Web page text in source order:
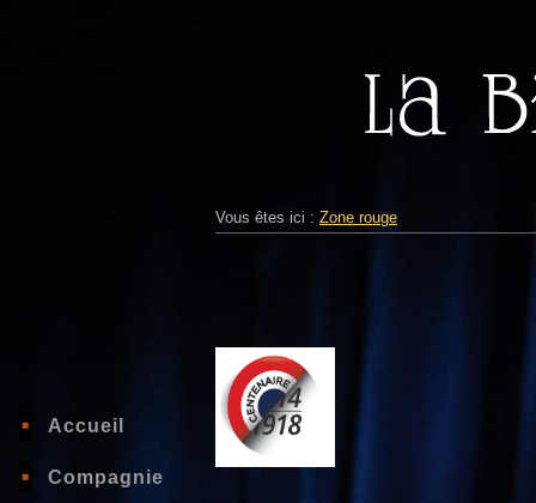
Accueil
Compagnie
Vous êtes ici : Zone rouge